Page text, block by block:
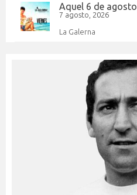
Aquel 6 de agosto
7 agosto, 2026
La Galerna